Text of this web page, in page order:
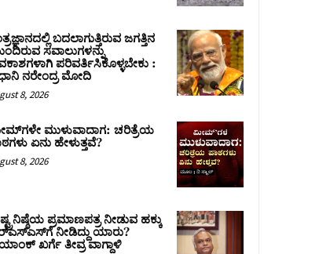
ಬದಲಾಗುತ್ತಿರುವ ಜಗತ್ತಿನ
ಸವಾಲುಗಳನ್ನು
ಪರಿವರ್ತಿಸಿಕೊಳ್ಳಬೇಕು :
ನರೇಂದ್ರ ಮೋದಿ
8, 2026
ಮುಳುವಾದಾಗ: ಚರಿತ್ರೆಯ
ಏನು ಹೇಳುತ್ತವೆ?
8, 2026
ಪ್ರಮಾಣಪತ್ರ ನೀಡುವ ಹಕ್ಕು
ನೀಡಿದ್ದು ಯಾರು?
ಖರ್ಗೆ ತೀವ್ರ ವಾಗ್ದಾಳಿ